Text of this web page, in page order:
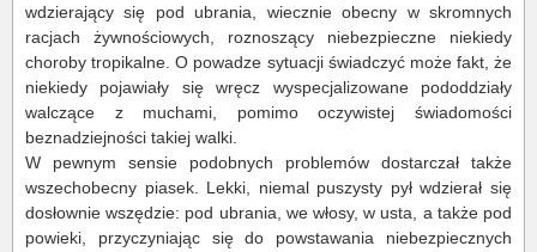
wdzierający się pod ubrania, wiecznie obecny w skromnych
racjach żywnościowych, roznoszący niebezpieczne niekiedy
choroby tropikalne. O powadze sytuacji świadczyć może fakt, że
niekiedy pojawiały się wręcz wyspecjalizowane pododdziały
walczące z muchami, pomimo oczywistej świadomości
beznadziejności takiej walki.
W pewnym sensie podobnych problemów dostarczał także
wszechobecny piasek. Lekki, niemal puszysty pył wdzierał się
dosłownie wszędzie: pod ubrania, we włosy, w usta, a także pod
powieki, przyczyniając się do powstawania niebezpiecznych